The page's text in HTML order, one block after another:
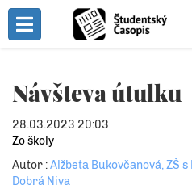
Toggle Menu
Návšteva útulku
28.03.2023 20:03
Zo školy
Autor :Alžbeta Bukovčanová, ZŠ
Dobrá Niva